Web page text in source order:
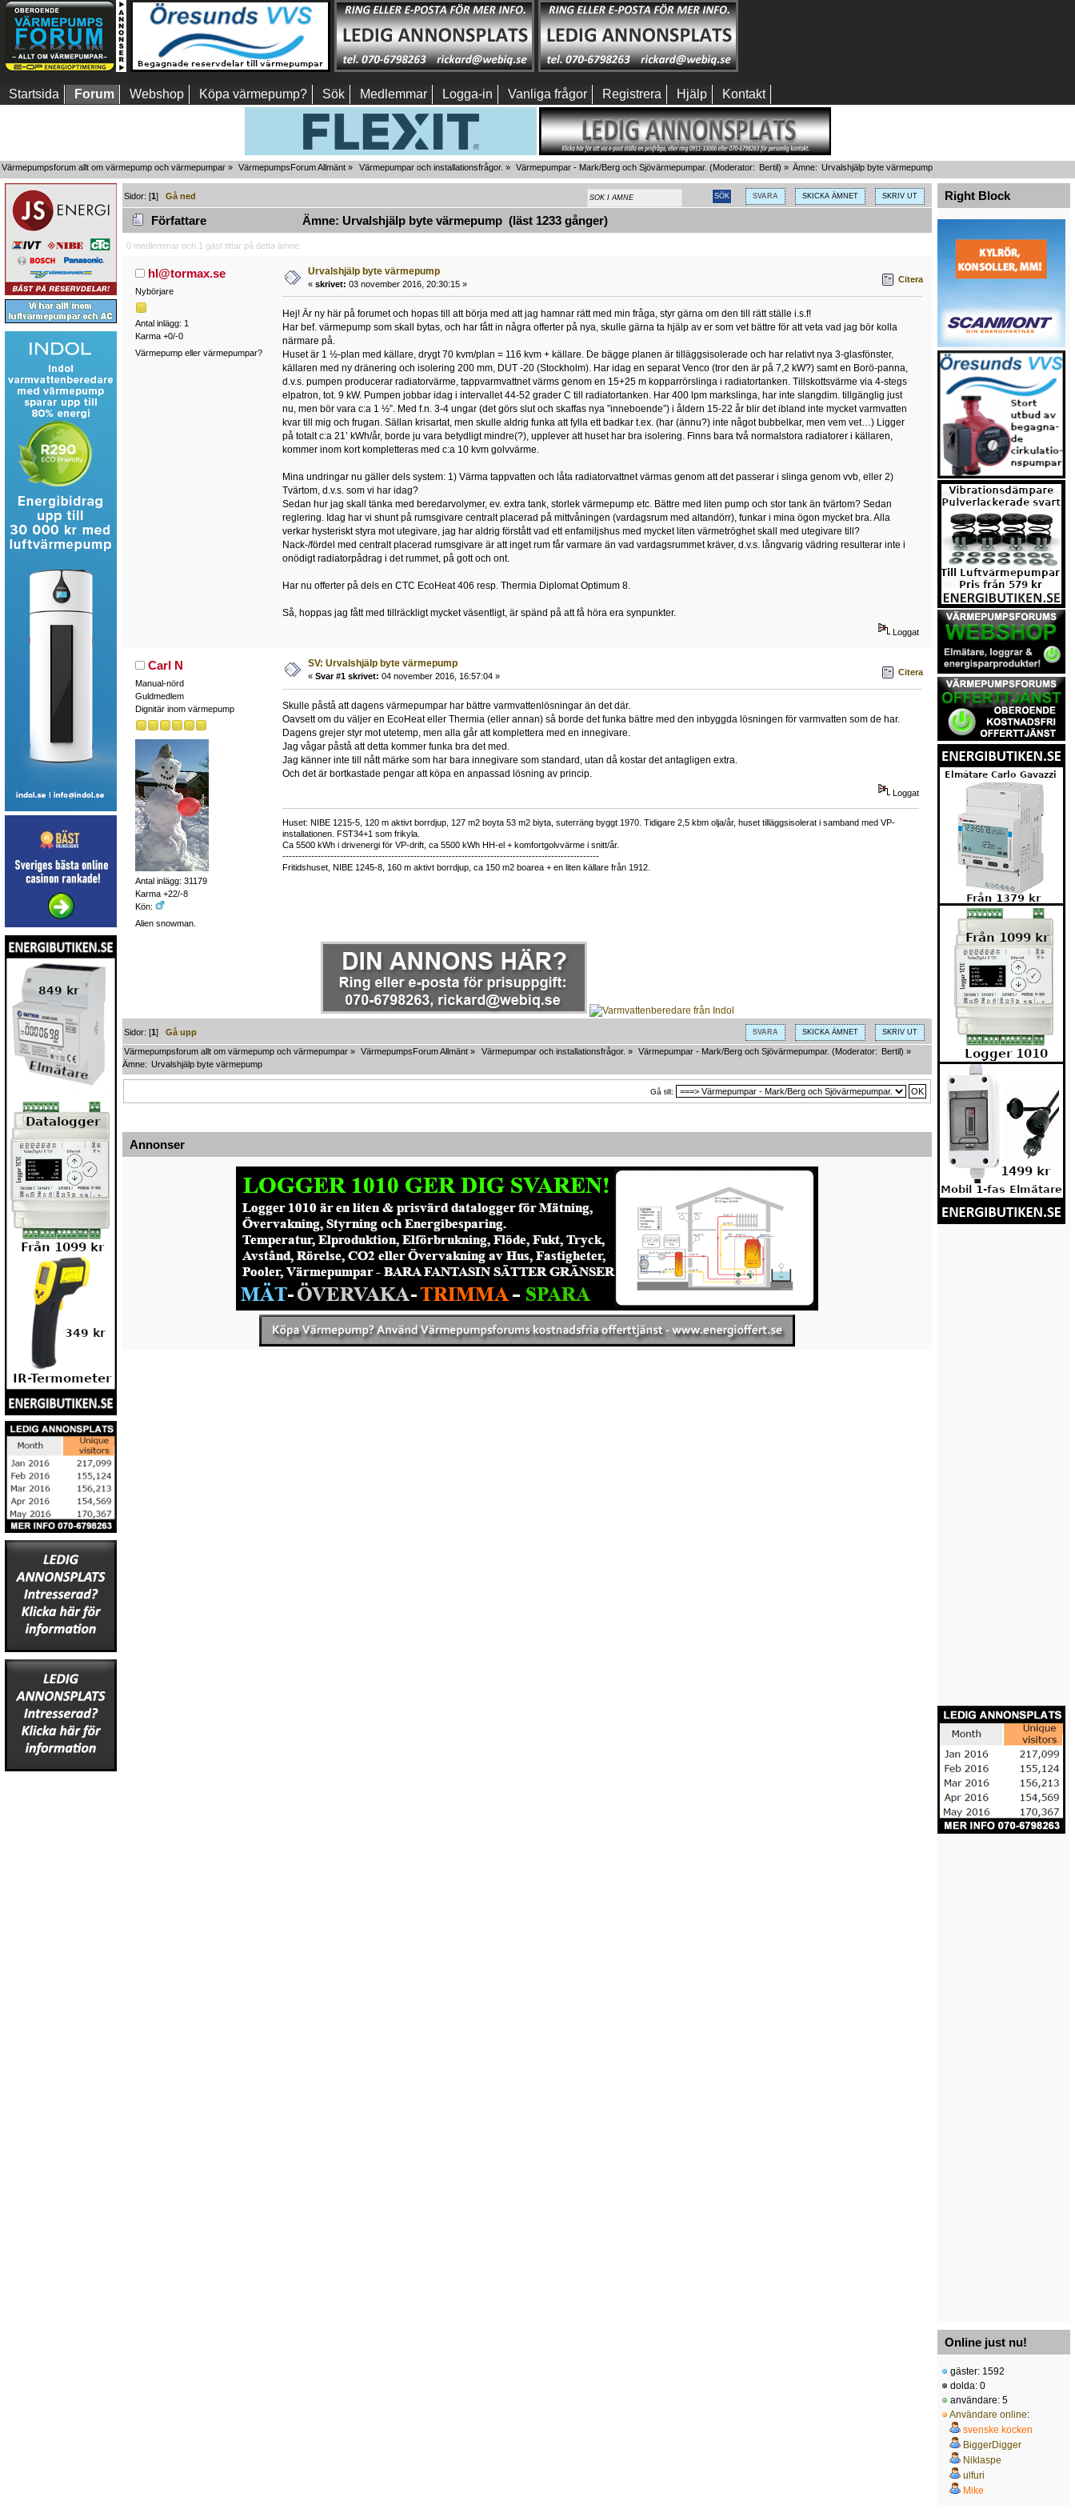
Startsida Forum Webshop Köpa värmepump? Sök Medlemmar Logga-in Vanliga frågor Registrera Hjälp Kontakt
Värmepumpsforum allt om värmepump och värmepumpar » VärmepumpsForum Allmänt » Värmepumpar och installationsfrågor. » Värmepumpar - Mark/Berg och Sjövärmepumpar. (Moderator: Bertil) » Ämne: Urvalshjälp byte värmepump
SVARA SKICKA ÄMNET SKRIV UT
Sidor: [1]Gå ned
Författare Ämne: Urvalshjälp byte värmepump (läst 1233 gånger)
0 medlemmar och 1 gäst tittar på detta ämne.
hl@tormax.se
Nybörjare
Antal inlägg: 1
Karma +0/-0
Värmepump eller värmepumpar?
Urvalshjälp byte värmepump
« skrivet: 03 november 2016, 20:30:15 » Citera
Hej! Är ny här på forumet och hopas till att börja med att jag hamnar rätt med min fråga, styr gärna om den till rätt ställe i.s.f!
Har bef. värmepump som skall bytas, och har fått in några offerter på nya, skulle gärna ta hjälp av er som vet bättre för att veta vad jag bör kolla
närmare på.
Huset är 1 ½-plan med källare, drygt 70 kvm/plan = 116 kvm + källare. De bägge planen är tilläggsisolerade och har relativt nya 3-glasfönster,
källaren med ny dränering och isolering 200 mm, DUT -20 (Stockholm). Har idag en separat Venco (tror den är på 7,2 kW?) samt en Borö-panna,
d.v.s. pumpen producerar radiatorvärme, tappvarmvattnet värms genom en 15+25 m kopparrörslinga i radiatortanken. Tillskottsvärme via 4-stegs
elpatron, tot. 9 kW. Pumpen jobbar idag i intervallet 44-52 grader C till radiatortanken. Har 400 lpm markslinga, har inte slangdim. tillgänglig just
nu, men bör vara c:a 1 ½”. Med f.n. 3-4 ungar (det görs slut och skaffas nya ”inneboende”) i åldern 15-22 år blir det ibland inte mycket varmvatten
kvar till mig och frugan. Sällan krisartat, men skulle aldrig funka att fylla ett badkar t.ex. (har (ännu?) inte något bubbelkar, men vem vet…) Ligger
på totalt c:a 21’ kWh/år, borde ju vara betydligt mindre(?), upplever att huset har bra isolering. Finns bara två normalstora radiatorer i källaren,
kommer inom kort kompletteras med c:a 10 kvm golvvärme.
Mina undringar nu gäller dels system: 1) Värma tappvatten och låta radiatorvattnet värmas genom att det passerar i slinga genom vvb, eller 2)
Tvärtom, d.v.s. som vi har idag?
Sedan hur jag skall tänka med beredarvolymer, ev. extra tank, storlek värmepump etc. Bättre med liten pump och stor tank än tvärtom? Sedan
reglering. Idag har vi shunt på rumsgivare centralt placerad på mittvåningen (vardagsrum med altandörr), funkar i mina ögon mycket bra. Alla
verkar hysteriskt styra mot utegivare, jag har aldrig förstått vad ett enfamiljshus med mycket liten värmetröghet skall med utegivare till?
Nack-/fördel med centralt placerad rumsgivare är att inget rum får varmare än vad vardagsrummet kräver, d.v.s. långvarig vädring resulterar inte i
onödigt radiatorpådrag i det rummet, på gott och ont.
Har nu offerter på dels en CTC EcoHeat 406 resp. Thermia Diplomat Optimum 8.
Så, hoppas jag fått med tillräckligt mycket väsentligt, är spänd på att få höra era synpunkter.
Loggat
Carl N
Manual-nörd
Guldmedlem
Dignitär inom värmepump
Antal inlägg: 31179
Karma +22/-8
Kön:
Alien snowman.
SV: Urvalshjälp byte värmepump
« Svar #1 skrivet: 04 november 2016, 16:57:04 » Citera
Skulle påstå att dagens värmepumpar har bättre varmvattenlösningar än det där.
Oavsett om du väljer en EcoHeat eller Thermia (eller annan) så borde det funka bättre med den inbyggda lösningen för varmvatten som de har.
Dagens grejer styr mot utetemp, men alla går att komplettera med en innegivare.
Jag vågar påstå att detta kommer funka bra det med.
Jag känner inte till nått märke som har bara innegivare som standard, utan då kostar det antagligen extra.
Och det är bortkastade pengar att köpa en anpassad lösning av princip.
Loggat
Huset: NIBE 1215-5, 120 m aktivt borrdjup, 127 m2 boyta 53 m2 biyta, suterräng byggt 1970. Tidigare 2,5 kbm olja/år, huset tilläggsisolerat i samband med VP-
installationen. FST34+1 som frikyla.
Ca 5500 kWh i drivenergi för VP-drift, ca 5500 kWh HH-el + komfortgolvvärme i snitt/år.
---------------------------------------------------------------------------------------------------
Fritidshuset, NIBE 1245-8, 160 m aktivt borrdjup, ca 150 m2 boarea + en liten källare från 1912.
SVARA SKICKA ÄMNET SKRIV UT
Sidor: [1]Gå upp
Värmepumpsforum allt om värmepump och värmepumpar » VärmepumpsForum Allmänt » Värmepumpar och installationsfrågor. » Värmepumpar - Mark/Berg och Sjövärmepumpar. (Moderator: Bertil) »
Ämne: Urvalshjälp byte värmepump
Gå till:
Annonser
Right Block
Online just nu!
gäster: 1592
dolda: 0
användare: 5
Användare online:
svenske kocken
BiggerDigger
Niklaspe
ulfuri
Mike